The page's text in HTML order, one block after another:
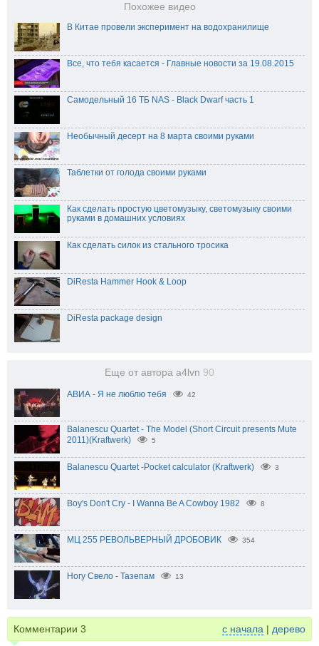
Похожее видео
В Китае провели эксперимент на водохранилище
Все, что тебя касается - Главные новости за 19.08.2015
Самодельный 16 ТБ NAS - Black Dwarf часть 1
Необычный десерт на 8 марта своими руками
Таблетки от голода своими руками
Как сделать простую цветомузыку, светомузыку своими
руками в домашних условиях
Как сделать силок из стального тросика
DiResta Hammer Hook & Loop
DiResta package design
Еще от автора a4lvn 90
АВИА - Я не люблю тебя 42
Balanescu Quartet - The Model (Short Circuit presents Mute
2011)(Kraftwerk)
5
Balanescu Quartet -Pocket calculator (Kraftwerk) 3
Boy's Don't Cry - I Wanna Be A Cowboy 1982 8
МЦ 255 РЕВОЛЬВЕРНЫЙ ДРОБОВИК 354
Ногу Свело - Тазепам 13
Комментарии 3 с начала | дерево